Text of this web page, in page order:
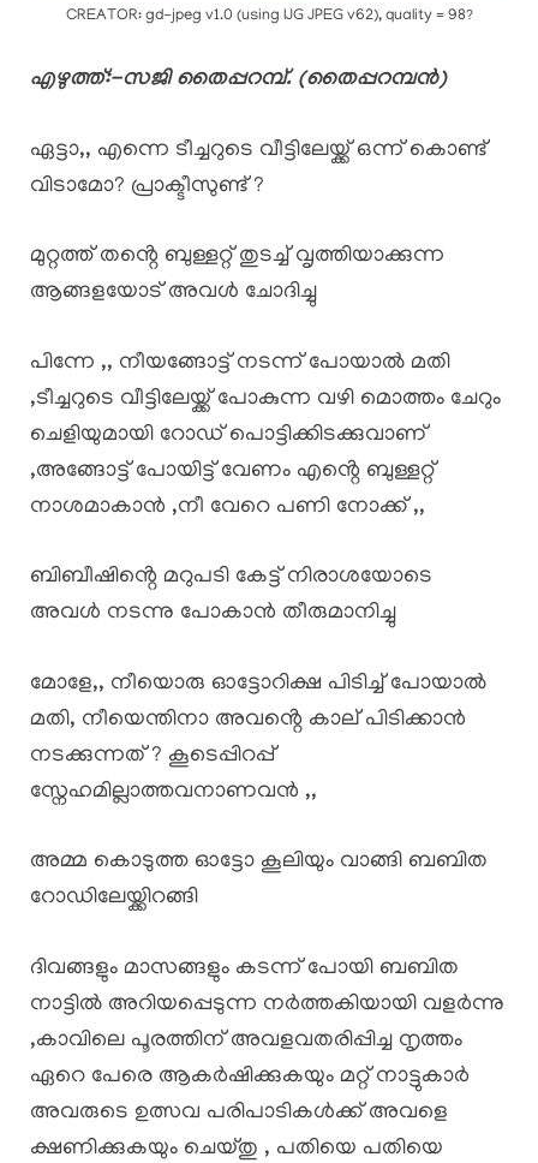
CREATOR: gd-jpeg v1.0 (using IJG JPEG v62), quality = 98?
എഴുത്ത്:-സജി തൈപ്പറമ്പ്. (തൈപ്പറമ്പൻ)
ഏട്ടാ,, എന്നെ ടീച്ചറുടെ വീട്ടിലേയ്ക്ക് ഒന്ന് കൊണ്ട്
വിടാമോ? പ്രാക്ടീസുണ്ട് ?
മുറ്റത്ത് തൻ്റെ ബുള്ളറ്റ് തുടച്ച് വൃത്തിയാക്കുന്ന
ആങ്ങളയോട് അവൾ ചോദിച്ചു
പിന്നേ ,, നീയങ്ങോട്ട് നടന്ന് പോയാൽ മതി
,ടീച്ചറുടെ വീട്ടിലേയ്ക്ക് പോകുന്ന വഴി മൊത്തം ചേറും
ചെളിയുമായി റോഡ് പൊട്ടിക്കിടക്കുവാണ്
,അങ്ങോട്ട് പോയിട്ട് വേണം എൻ്റെ ബുള്ളറ്റ്
നാശമാകാൻ ,നീ വേറെ പണി നോക്ക് ,,
ബിബീഷിൻ്റെ മറുപടി കേട്ട് നിരാശയോടെ
അവൾ നടന്നു പോകാൻ തീരുമാനിച്ചു
മോളേ,, നീയൊരു ഓട്ടോറിക്ഷ പിടിച്ച് പോയാൽ
മതി, നീയെന്തിനാ അവൻ്റെ കാല് പിടിക്കാൻ
നടക്കുന്നത് ? കൂടെപ്പിറപ്പ്
സ്നേഹമില്ലാത്തവനാണവൻ ,,
അമ്മ കൊടുത്ത ഓട്ടോ കൂലിയും വാങ്ങി ബബിത
റോഡിലേയ്ക്കിറങ്ങി
ദിവങ്ങളും മാസങ്ങളും കടന്ന് പോയി ബബിത
നാട്ടിൽ അറിയപ്പെടുന്ന നർത്തകിയായി വളർന്നു
,കാവിലെ പൂരത്തിന് അവളവതരിപ്പിച്ച നൃത്തം
ഏറെ പേരെ ആകർഷിക്കുകയും മറ്റ് നാട്ടുകാർ
അവരുടെ ഉത്സവ പരിപാടികൾക്ക് അവളെ
ക്ഷണിക്കുകയും ചെയ്തു , പതിയെ പതിയെ